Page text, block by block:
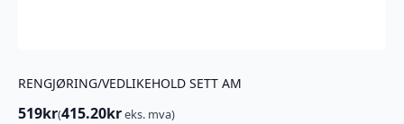
RENGJØRING/VEDLIKEHOLD SETT AM
519kr(415.20kreks. mva)